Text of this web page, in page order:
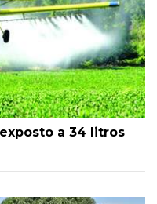
a 34 litros